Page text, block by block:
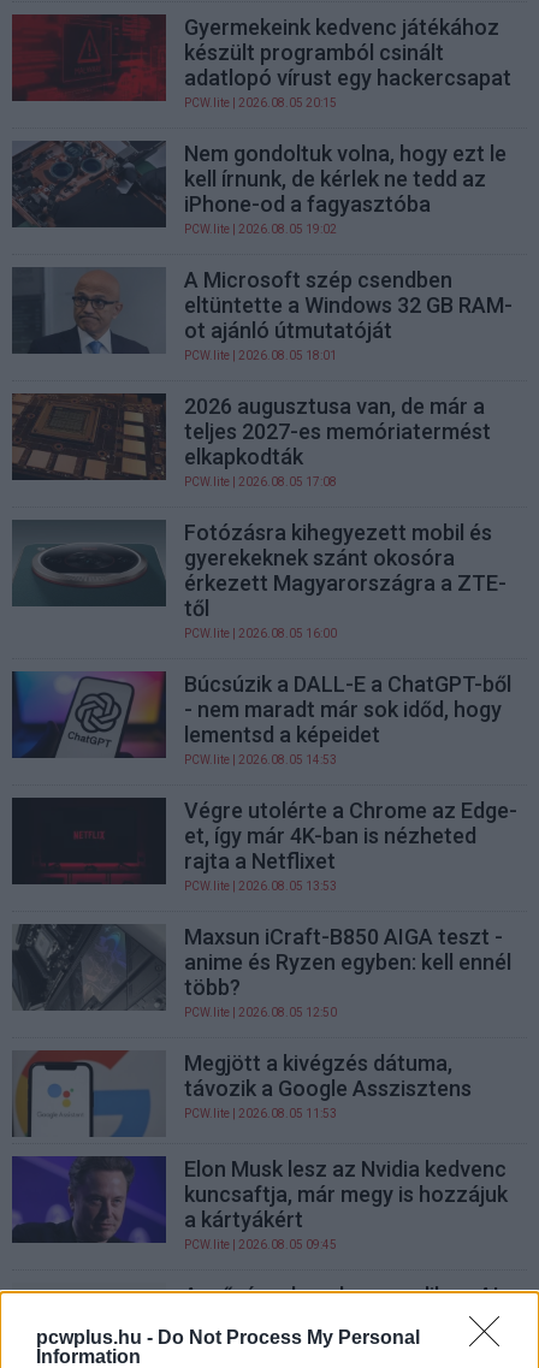
pcwplus.hu - Do Not Process My Personal
Information
Gyermekeink kedvenc játékához
készült programból csinált
adatlopó vírust egy hackercsapat
PCW.lite | 2026.08.05 20:15
Nem gondoltuk volna, hogy ezt le
kell írnunk, de kérlek ne tedd az
iPhone-od a fagyasztóba
PCW.lite | 2026.08.05 19:02
A Microsoft szép csendben
eltüntette a Windows 32 GB RAM-
ot ajánló útmutatóját
PCW.lite | 2026.08.05 18:01
2026 augusztusa van, de már a
teljes 2027-es memóriatermést
elkapkodták
PCW.lite | 2026.08.05 17:08
Fotózásra kihegyezett mobil és
gyerekeknek szánt okosóra
érkezett Magyarországra a ZTE-
től
PCW.lite | 2026.08.05 16:00
Búcsúzik a DALL-E a ChatGPT-ből
- nem maradt már sok időd, hogy
lementsd a képeidet
PCW.lite | 2026.08.05 14:53
Végre utolérte a Chrome az Edge-
et, így már 4K-ban is nézheted
rajta a Netflixet
PCW.lite | 2026.08.05 13:53
Maxsun iCraft-B850 AIGA teszt -
anime és Ryzen egyben: kell ennél
több?
PCW.lite | 2026.08.05 12:50
Megjött a kivégzés dátuma,
távozik a Google Asszisztens
PCW.lite | 2026.08.05 11:53
Elon Musk lesz az Nvidia kedvenc
kuncsaftja, már megy is hozzájuk
a kártyákért
PCW.lite | 2026.08.05 09:45
A művészek sorban perelik az AI
reménytelen a küzdelmük